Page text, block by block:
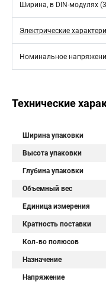
Ширина, в DIN-модулях
Электрические
Номинальное
Технические
Ширина упаковки
Высота упаковки
Глубина упаковки
Объемный вес
Единица измерения
Кратность поставки
Кол-во полюсов
Назначение
Напряжение